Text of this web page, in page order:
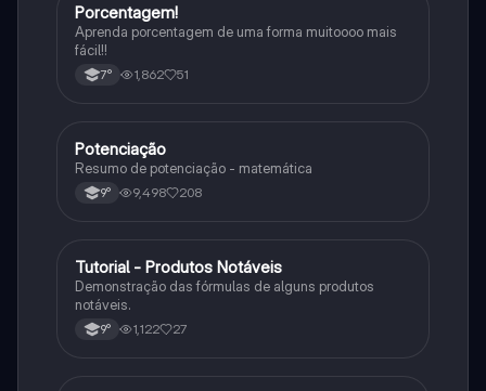
Matematica
Porcentagem!
Aprenda porcentagem de uma forma muitoooo mais
fácil!!
7° 1,862 51
Matematica
Potenciação
Resumo de potenciação - matemática
9° 9,498 208
Matematica
Tutorial - Produtos Notáveis
Demonstração das fórmulas de alguns produtos
notáveis.
9° 1,122 27